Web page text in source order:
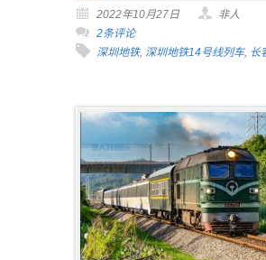
2022年10月27日
非人
2条评论
深圳地铁, 深圳地铁14号线列车, 长